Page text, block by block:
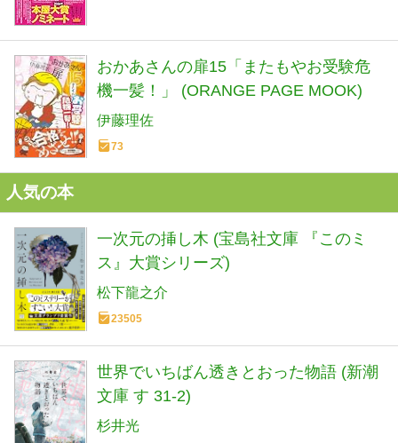
おかあさんの扉15「またもやお受験危
機一髪！」 (ORANGE PAGE MOOK)
伊藤理佐
73
人気の本
一次元の挿し木 (宝島社文庫 『このミ
ス』大賞シリーズ)
松下龍之介
23505
世界でいちばん透きとおった物語 (新潮
文庫 す 31-2)
杉井光